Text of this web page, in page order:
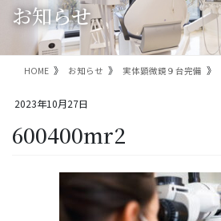
お知らせ
HOME お知らせ 実体顕微鏡９台完備
2023年10月27日
600400mr2